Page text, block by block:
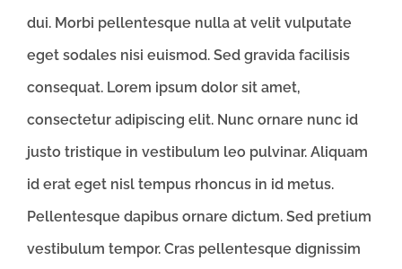
dui. Morbi pellentesque nulla at velit vulputate
eget sodales nisi euismod. Sed gravida facilisis
consequat. Lorem ipsum dolor sit amet,
consectetur adipiscing elit. Nunc ornare nunc id
justo tristique in vestibulum leo pulvinar. Aliquam
id erat eget nisl tempus rhoncus in id metus.
Pellentesque dapibus ornare dictum. Sed pretium
vestibulum tempor. Cras pellentesque dignissim